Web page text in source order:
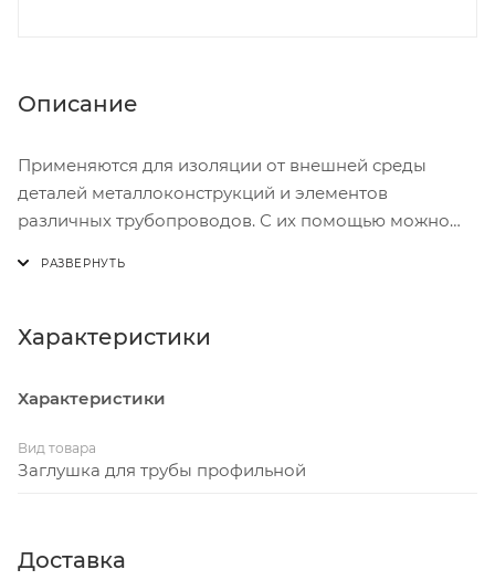
Описание
Применяются для изоляции от внешней среды
деталей металлоконструкций и элементов
различных трубопроводов. С их помощью можно
а также огромным выбором размерных.
Характеристики
Характеристики
Вид товара
Заглушка для трубы профильной
Доставка